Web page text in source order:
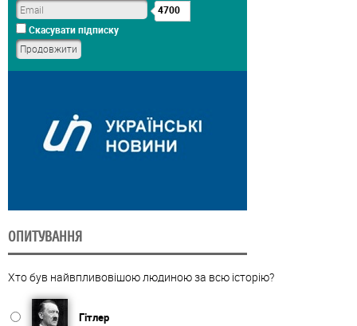
4700
Скасувати підписку
ОПИТУВАННЯ
Хто був найвпливовішою людиною за всю історію?
Гітлер